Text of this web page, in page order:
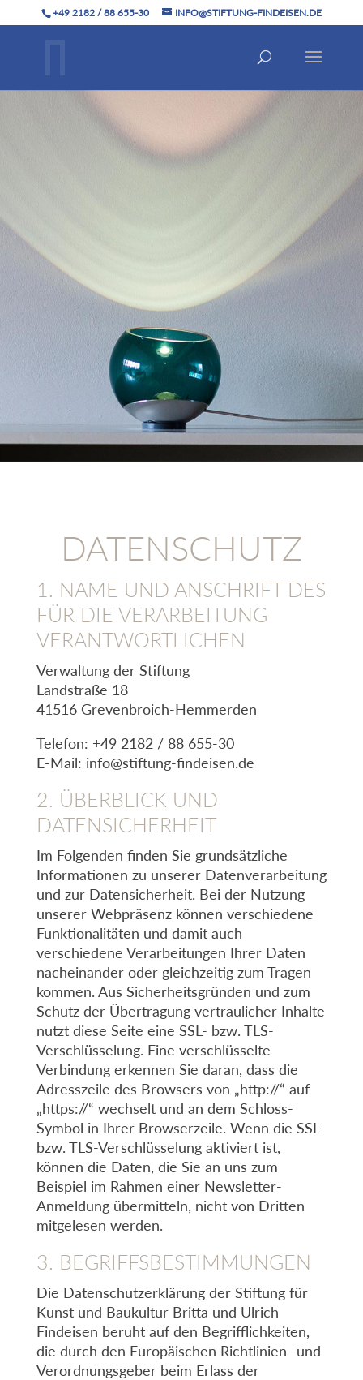
+49 2182 / 88 655-30 INFO@STIFTUNG-FINDEISEN.DE
DATENSCHUTZ
1. NAME UND ANSCHRIFT DES
FÜR DIE VERARBEITUNG
VERANTWORTLICHEN
Verwaltung der Stiftung
Landstraße 18
41516 Grevenbroich-Hemmerden
Telefon: +49 2182 / 88 655-30
E-Mail: info@stiftung-findeisen.de
2. ÜBERBLICK UND
DATENSICHERHEIT
Im Folgenden finden Sie grundsätzliche
Informationen zu unserer Datenverarbeitung
und zur Datensicherheit. Bei der Nutzung
unserer Webpräsenz können verschiedene
Funktionalitäten und damit auch
verschiedene Verarbeitungen Ihrer Daten
nacheinander oder gleichzeitig zum Tragen
kommen. Aus Sicherheitsgründen und zum
Schutz der Übertragung vertraulicher Inhalte
nutzt diese Seite eine SSL- bzw. TLS-
Verschlüsselung. Eine verschlüsselte
Verbindung erkennen Sie daran, dass die
Adresszeile des Browsers von „http://“ auf
„https://“ wechselt und an dem Schloss-
Symbol in Ihrer Browserzeile. Wenn die SSL-
bzw. TLS-Verschlüsselung aktiviert ist,
können die Daten, die Sie an uns zum
Beispiel im Rahmen einer Newsletter-
Anmeldung übermitteln, nicht von Dritten
mitgelesen werden.
3. BEGRIFFSBESTIMMUNGEN
Die Datenschutzerklärung der Stiftung für
Kunst und Baukultur Britta und Ulrich
Findeisen beruht auf den Begrifflichkeiten,
die durch den Europäischen Richtlinien- und
Verordnungsgeber beim Erlass der